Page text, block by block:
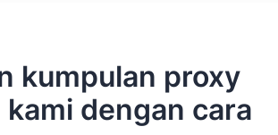
kumpulan proxy
kami dengan cara